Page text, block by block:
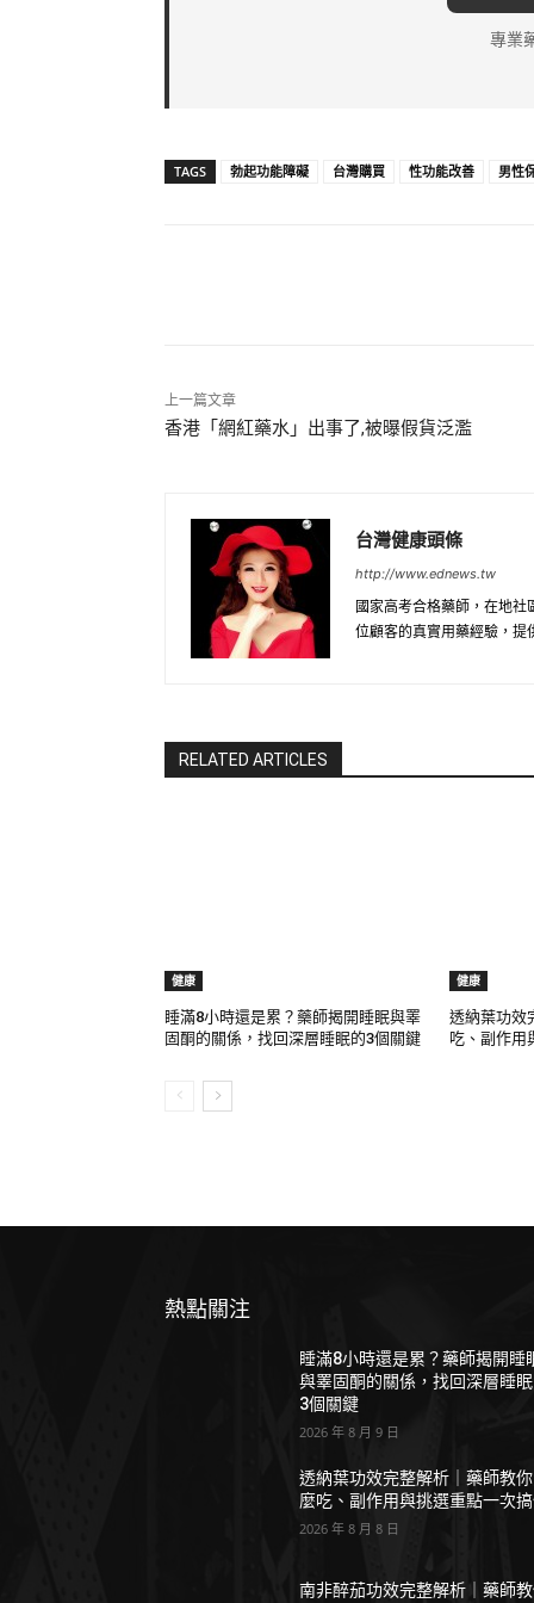
專業
TAGS 勃起功能障礙 台灣購買 性功能改善 男性
上一篇文章
香港「網紅藥水」出事了,被曝假貨泛濫
台灣健康頭條
http://www.ednews.tw
國家高考合格藥師，在地
位顧客的真實用藥經驗，提
RELATED ARTICLES
健康
睡滿8小時還是累？藥師揭開睡眠與睪
固酮的關係，找回深層睡眠的3個關鍵
健康
透納葉功效
吃、副作用
熱點關注
睡滿8小時還是累？藥師揭開睡
與睪固酮的關係，找回深層睡
3個關鍵
2026 年 8 月 9 日
透納葉功效完整解析｜藥師教
麼吃、副作用與挑選重點一次
2026 年 8 月 8 日
南非醉茄功效完整解析｜藥師